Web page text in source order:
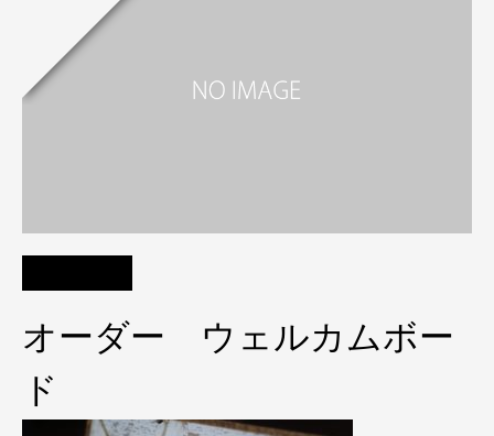
オーダー ウェルカムボー
ド